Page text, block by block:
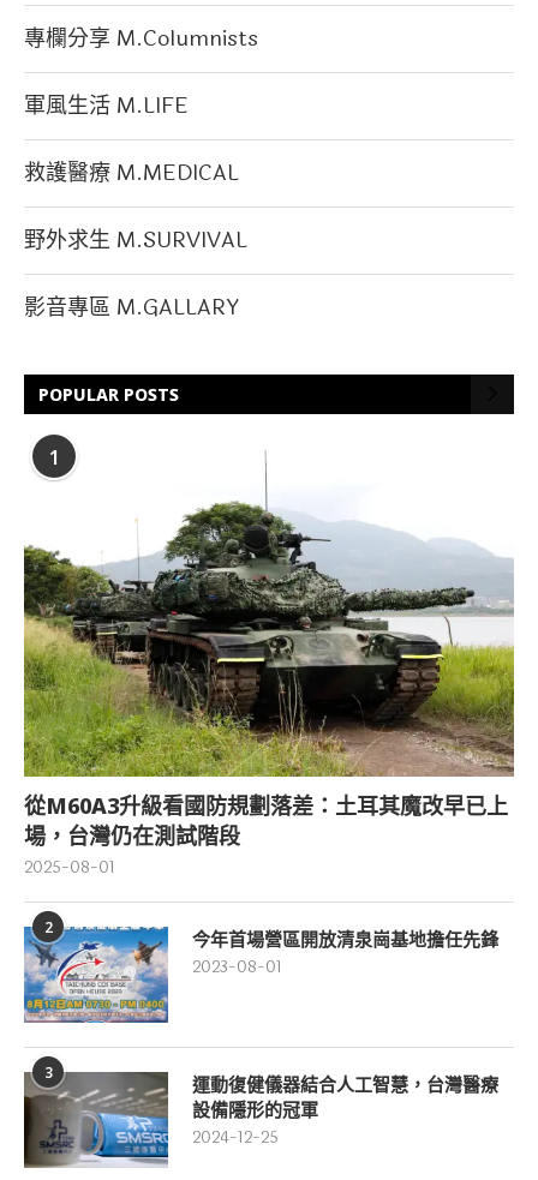
專欄分享 M.Columnists
軍風生活 M.LIFE
救護醫療 M.MEDICAL
野外求生 M.SURVIVAL
影音專區 M.GALLARY
POPULAR POSTS
1
從M60A3升級看國防規劃落差：土耳其魔改早已上
場，台灣仍在測試階段
2025-08-01
2
今年首場營區開放清泉崗基地擔任先鋒
2023-08-01
3
運動復健儀器結合人工智慧，台灣醫療
設備隱形的冠軍
2024-12-25